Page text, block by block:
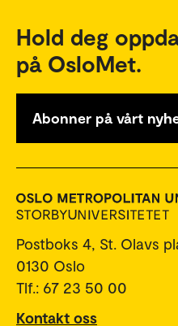
Hold deg
på OsloMet.
Abonner på vårt
Postboks 4, St. Olavs
0130 Oslo
Tlf.: 67 23 50 00
Kontakt oss